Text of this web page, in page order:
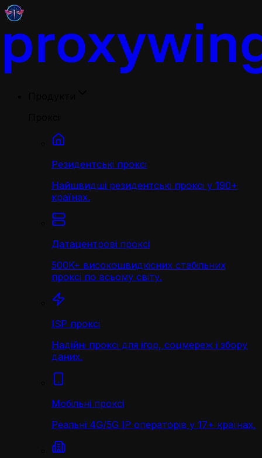
Резидентські проксі
Найшвидші резидентські проксі у 190+
країнах.
Датацентрові проксі
500K+ високошвидкісних стабільних
проксі по всьому світу.
ISP проксі
Надійні проксі для ігор, соцмереж і збору
даних.
Мобільні проксі
Реальні 4G/5G IP операторів у 17+ країнах.